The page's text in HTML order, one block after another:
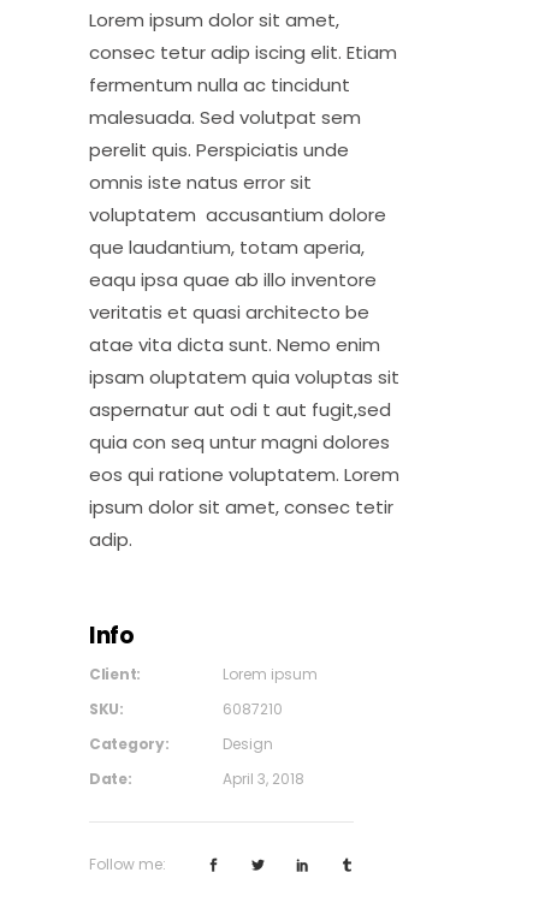
Lorem ipsum dolor sit amet,
consec tetur adip iscing elit. Etiam
fermentum nulla ac tincidunt
malesuada. Sed volutpat sem
perelit quis. Perspiciatis unde
omnis iste natus error sit
voluptatem accusantium dolore
que laudantium, totam aperia,
eaqu ipsa quae ab illo inventore
veritatis et quasi architecto be
atae vita dicta sunt. Nemo enim
ipsam oluptatem quia voluptas sit
aspernatur aut odi t aut fugit,sed
quia con seq untur magni dolores
eos qui ratione voluptatem. Lorem
ipsum dolor sit amet, consec tetir
adip.
Info
Client:
Lorem ipsum
SKU:
6087210
Category:
Design
Date:
April 3, 2018
Follow me: